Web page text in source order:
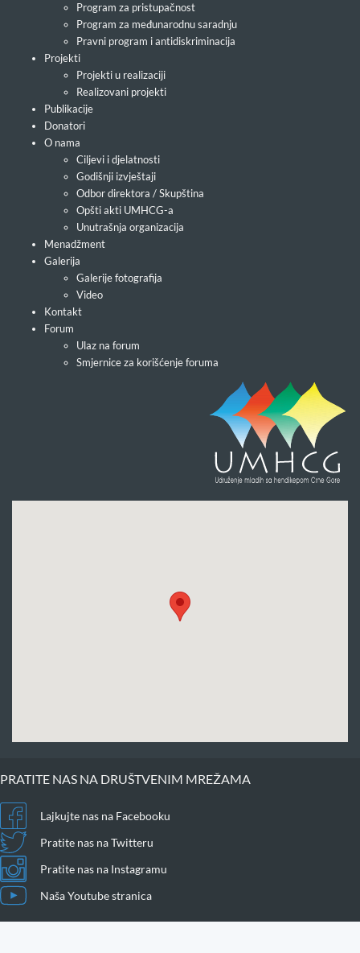
Program za pristupačnost
Program za međunarodnu saradnju
Pravni program i antidiskriminacija
Projekti
Projekti u realizaciji
Realizovani projekti
Publikacije
Donatori
O nama
Ciljevi i djelatnosti
Godišnji izvještaji
Odbor direktora / Skupština
Opšti akti UMHCG-a
Unutrašnja organizacija
Menadžment
Galerija
Galerije fotografija
Video
Kontakt
Forum
Ulaz na forum
Smjernice za korišćenje foruma
PRATITE NAS NA DRUŠTVENIM MREŽAMA
Lajkujte nas na Facebooku
Pratite nas na Twitteru
Pratite nas na Instagramu
Naša Youtube stranica